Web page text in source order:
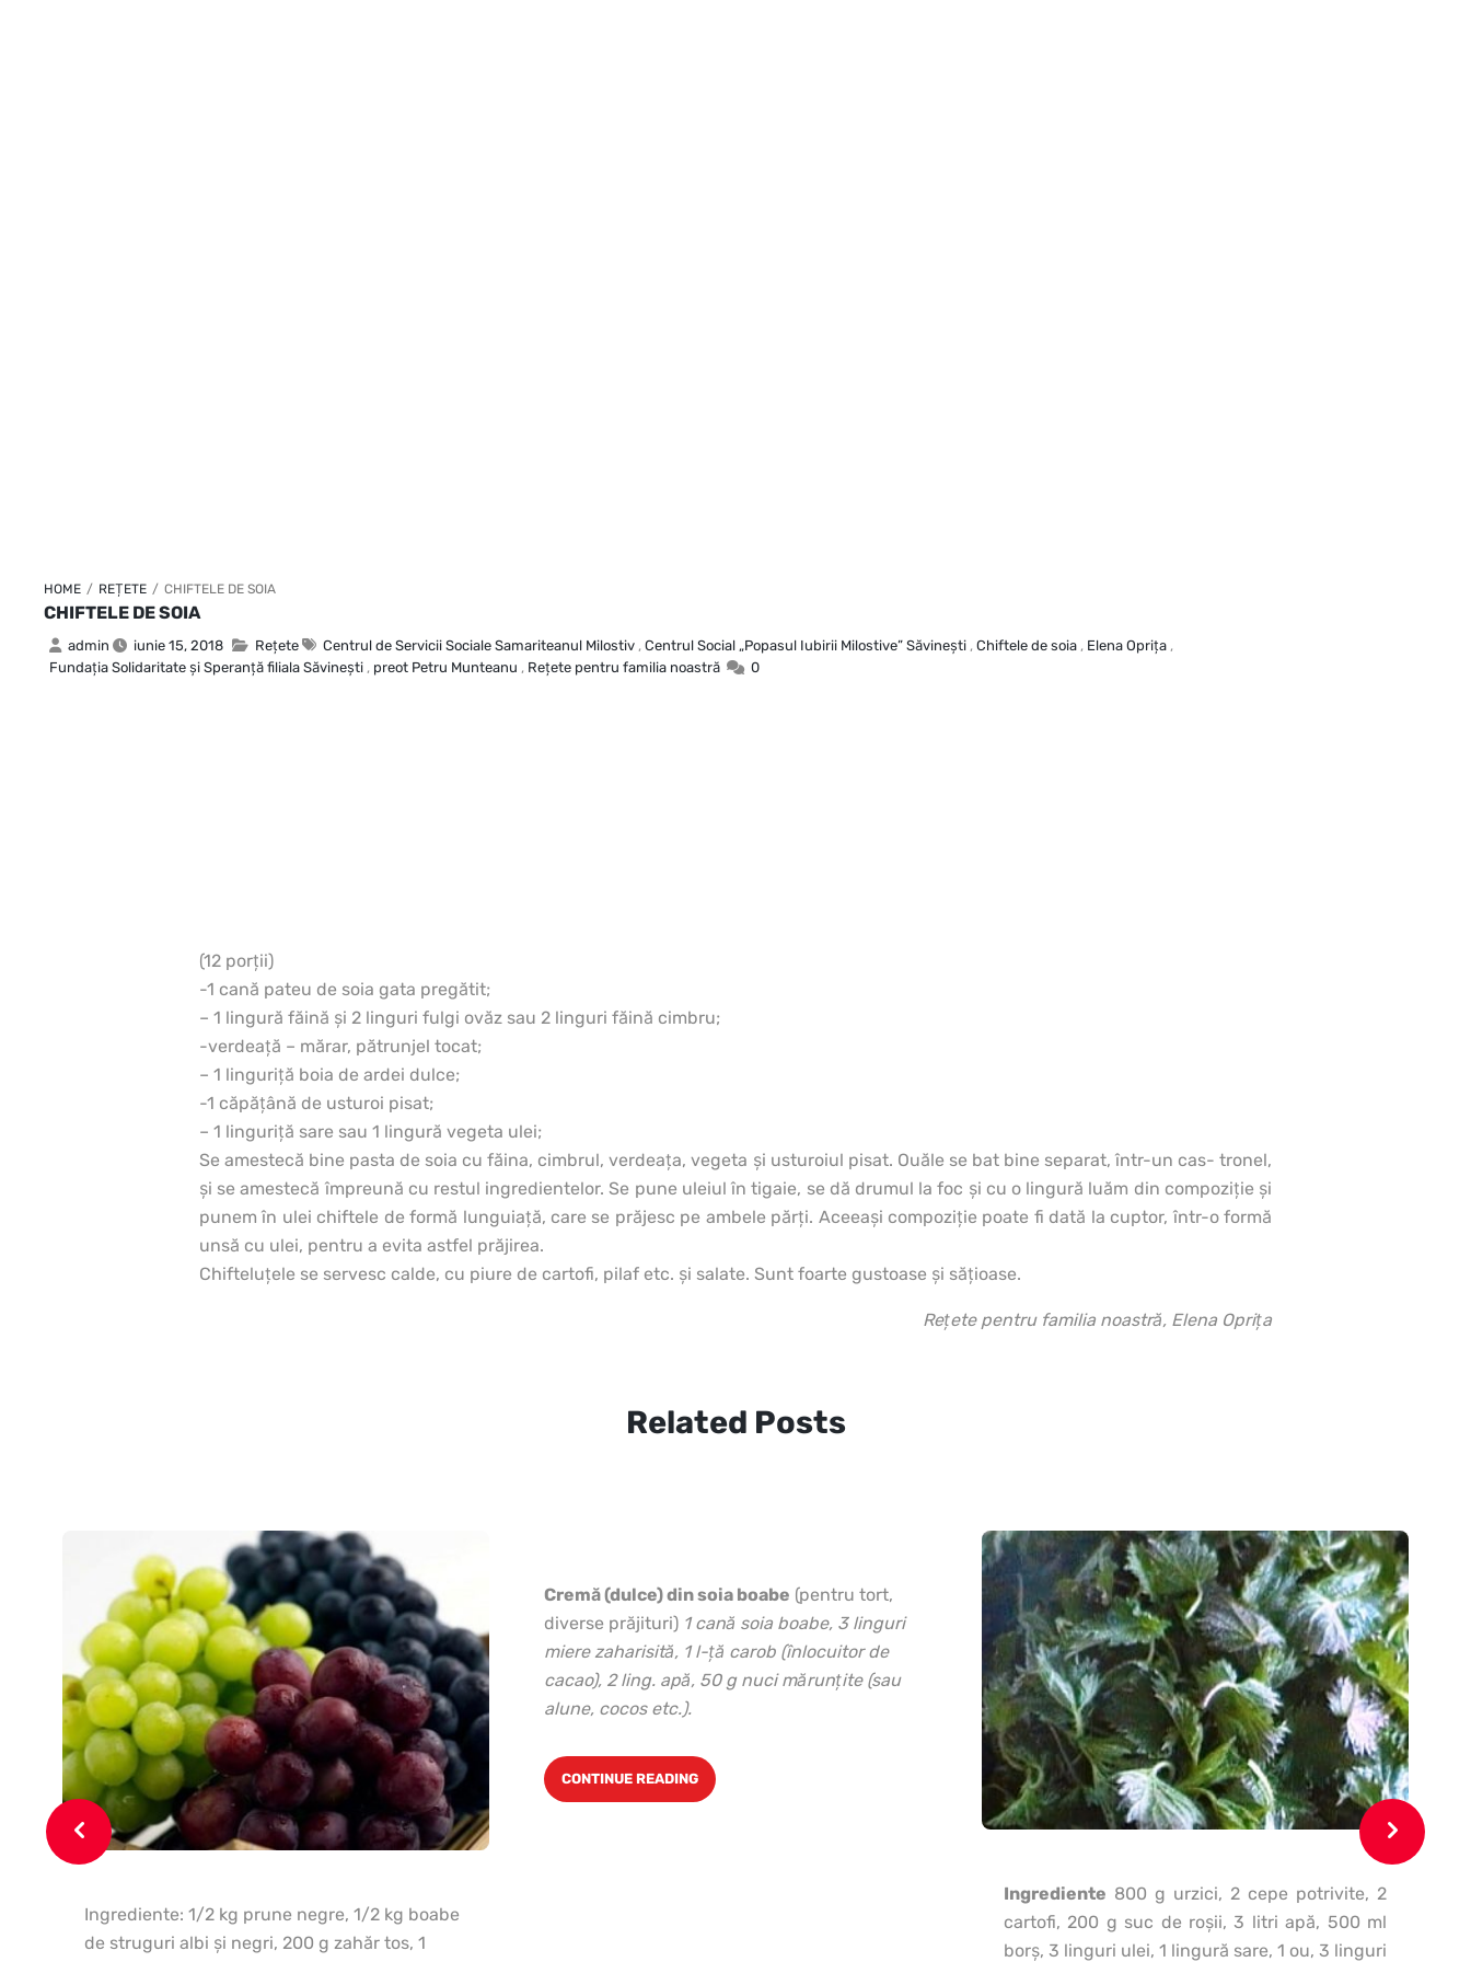
HOME / REȚETE / CHIFTELE DE SOIA
CHIFTELE DE SOIA
admin iunie 15, 2018 Rețete Centrul de Servicii Sociale Samariteanul Milostiv , Centrul Social „Popasul Iubirii Milostive” Săvineşti , Chiftele de soia , Elena Opriţa ,
Fundaţia Solidaritate şi Speranţă filiala Săvineşti , preot Petru Munteanu , Reţete pentru familia noastră 0
(12 porţii)
-1 cană pateu de soia gata pregătit;
– 1 lingură făină şi 2 linguri fulgi ovăz sau 2 linguri făină cimbru;
-verdeaţă – mărar, pătrunjel tocat;
– 1 linguriţă boia de ardei dulce;
-1 căpăţână de usturoi pisat;
– 1 linguriţă sare sau 1 lingură vegeta ulei;
Se amestecă bine pasta de soia cu făina, cimbrul, verdeaţa, vegeta şi usturoiul pisat. Ouăle se bat bine separat, într-un cas- tronel,
şi se amestecă împreună cu restul ingredientelor. Se pune uleiul în tigaie, se dă drumul la foc şi cu o lingură luăm din compoziţie şi
punem în ulei chiftele de formă lunguiaţă, care se prăjesc pe ambele părţi. Aceeaşi compoziţie poate fi dată la cuptor, într-o formă
unsă cu ulei, pentru a evita astfel prăjirea.
Chifteluţele se servesc calde, cu piure de cartofi, pilaf etc. şi salate. Sunt foarte gustoase şi săţioase.
Reţete pentru familia noastră, Elena Opriţa
Related Posts
Ingrediente: 1/2 kg prune negre, 1/2 kg boabe
de struguri albi şi negri, 200 g zahăr tos, 1
Cremă (dulce) din soia boabe (pentru tort,
diverse prăjituri) 1 cană soia boabe, 3 linguri
miere zaharisită, 1 l-ţă carob (înlocuitor de
cacao), 2 ling. apă, 50 g nuci mărunţite (sau
alune, cocos etc.).
CONTINUE READING
Ingrediente 800 g urzici, 2 cepe potrivite, 2
cartofi, 200 g suc de roşii, 3 litri apă, 500 ml
borş, 3 linguri ulei, 1 lingură sare, 1 ou, 3 linguri